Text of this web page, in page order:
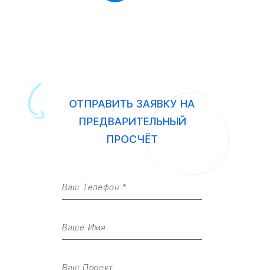
ОТПРАВИТЬ ЗАЯВКУ НА
ПРЕДВАРИТЕЛЬНЫЙ
ПРОСЧЁТ